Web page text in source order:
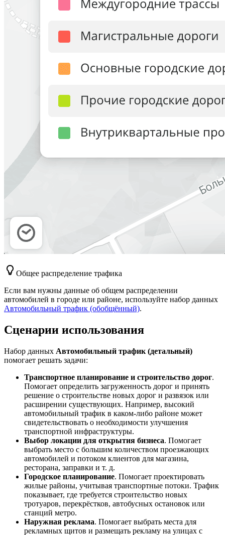
Общее распределение трафика
Если вам нужны данные об общем распределении
автомобилей в городе или районе, используйте набор данных
Автомобильный трафик (обобщённый).
Сценарии использования
Набор данных Автомобильный трафик (детальный)
помогает решать задачи:
Транспортное планирование и строительство дорог.
Помогает определить загруженность дорог и принять
решение о строительстве новых дорог и развязок или
расширении существующих. Например, высокий
автомобильный трафик в каком-либо районе может
свидетельствовать о необходимости улучшения
транспортной инфраструктуры.
Выбор локации для открытия бизнеса. Помогает
выбрать место с большим количеством проезжающих
автомобилей и потоком клиентов для магазина,
ресторана, заправки и т. д.
Городское планирование. Помогает проектировать
жилые районы, учитывая транспортные потоки. Трафик
показывает, где требуется строительство новых
тротуаров, перекрёстков, автобусных остановок или
станций метро.
Наружная реклама. Помогает выбрать места для
рекламных щитов и размещать рекламу на улицах с